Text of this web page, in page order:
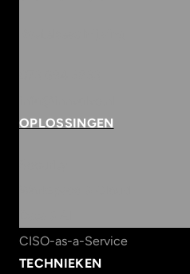
OPLOSSINGEN
CISO-as-a-Service
TECHNIEKEN